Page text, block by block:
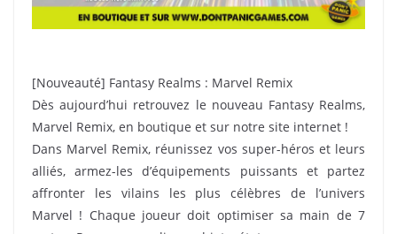
[Nouveauté] Fantasy Realms : Marvel Remix
Dès aujourd’hui retrouvez le nouveau Fantasy Realms,
Marvel Remix, en boutique et sur notre site internet !
Dans Marvel Remix, réunissez vos super-héros et leurs
alliés, armez-les d’équipements puissants et partez
affronter les vilains les plus célèbres de l’univers
Marvel ! Chaque joueur doit optimiser sa main de 7